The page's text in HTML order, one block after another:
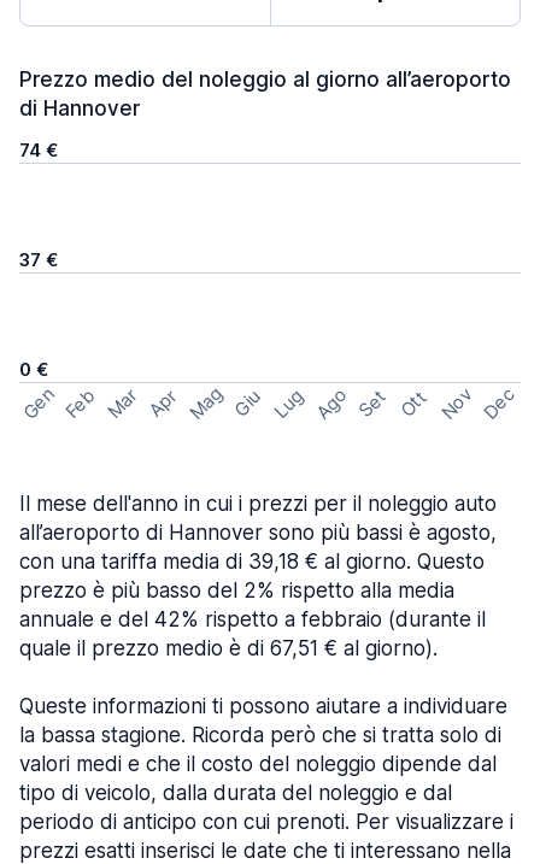
Prezzo medio del noleggio al giorno all’aeroporto
di Hannover
74 €
37 €
0 €
Gen Feb Mar Apr Mag Giu Lug Ago Set Ott Nov Dec
Il mese dell'anno in cui i prezzi per il noleggio auto
all’aeroporto di Hannover sono più bassi è agosto,
con una tariffa media di 39,18 € al giorno. Questo
prezzo è più basso del 2% rispetto alla media
annuale e del 42% rispetto a febbraio (durante il
quale il prezzo medio è di 67,51 € al giorno).
Queste informazioni ti possono aiutare a individuare
la bassa stagione. Ricorda però che si tratta solo di
valori medi e che il costo del noleggio dipende dal
tipo di veicolo, dalla durata del noleggio e dal
periodo di anticipo con cui prenoti. Per visualizzare i
prezzi esatti inserisci le date che ti interessano nella